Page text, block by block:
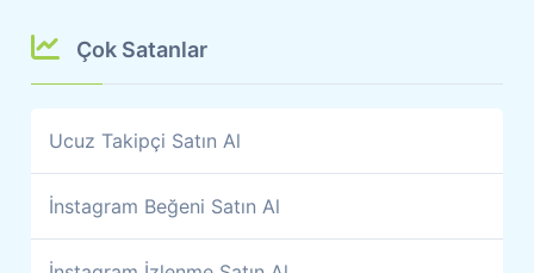
Çok Satanlar
Ucuz Takipçi Satın Al
İnstagram Beğeni Satın Al